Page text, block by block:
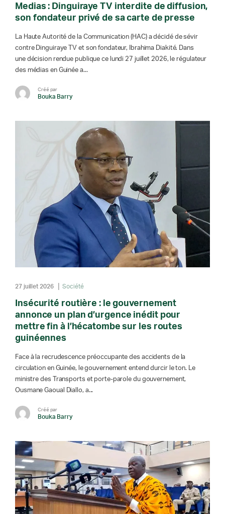
Medias : Dinguiraye TV interdite de diffusion,
son fondateur privé de sa carte de presse
La Haute Autorité de la Communication (HAC) a décidé de sévir
contre Dinguiraye TV et son fondateur, Ibrahima Diakité. Dans
une décision rendue publique ce lundi 27 juillet 2026, le régulateur
des médias en Guinée a...
Créé par
Bouka Barry
27 juillet 2026 Société
Insécurité routière : le gouvernement
annonce un plan d’urgence inédit pour
mettre fin à l’hécatombe sur les routes
guinéennes
Face à la recrudescence préoccupante des accidents de la
circulation en Guinée, le gouvernement entend durcir le ton. Le
ministre des Transports et porte-parole du gouvernement,
Ousmane Gaoual Diallo, a...
Créé par
Bouka Barry